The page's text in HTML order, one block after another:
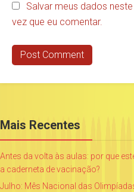
Salvar meus dados
vez que eu comentar.
Mais Recentes
Antes da volta às aulas: por que
a caderneta de vacinação?
Julho: Mês Nacional das